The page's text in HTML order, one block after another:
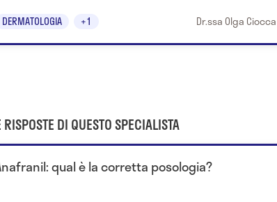
DERMATOLOGIA +1 Dr.ssa Olga Ciocca
RISPOSTE DI QUESTO SPECIALISTA
qual è la corretta posologia?